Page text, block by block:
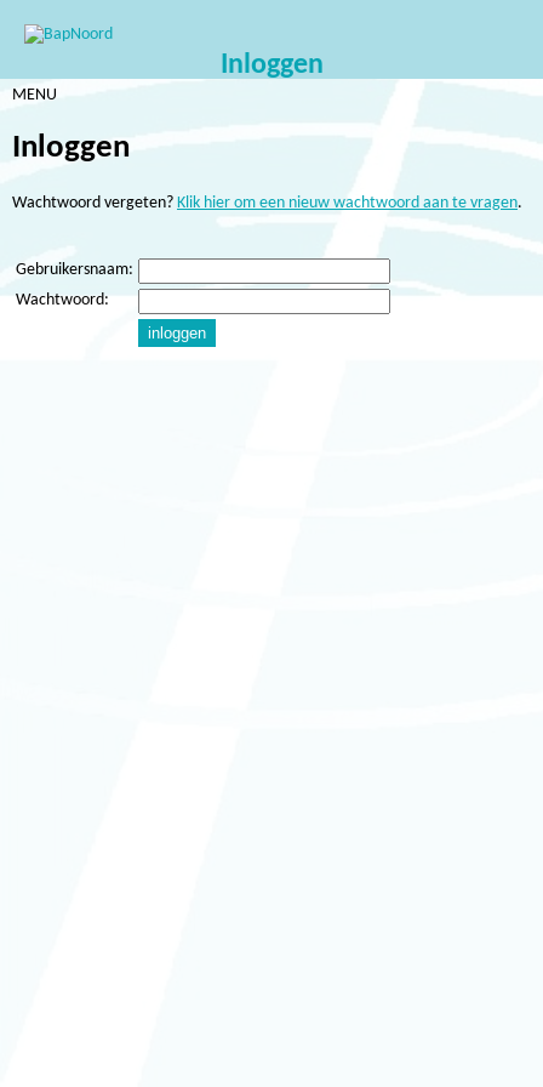
Inloggen
MENU
Inloggen
Wachtwoord vergeten? Klik hier om een nieuw wachtwoord aan te vragen.
Gebruikersnaam:
Wachtwoord: